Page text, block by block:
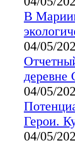
В
04/05/
деревне
04/05/
Герои.
04/05/